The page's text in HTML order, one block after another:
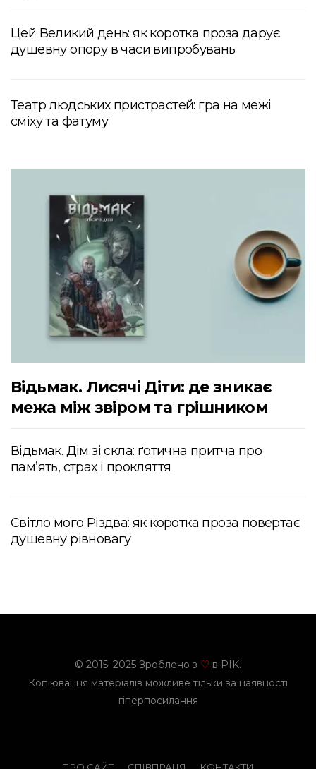
Цей Великий день: як коротка проза дарує
душевну опору в часи випробувань
Театр людських пристрастей: гра на межі
сміху та фатуму
Відьмак. Лисячі Діти: де зникає
межа між звіром та грішником
Відьмак. Дім зі скла: ґотична притча про
пам’ять, страх і прокляття
Світло мого Різдва: як коротка проза повертає
душевну рівновагу
© 2015–2025 Зроблено з ♡ в PIK.
Копіювання матеріалів можливе тільки за наявності
гіперпосилання